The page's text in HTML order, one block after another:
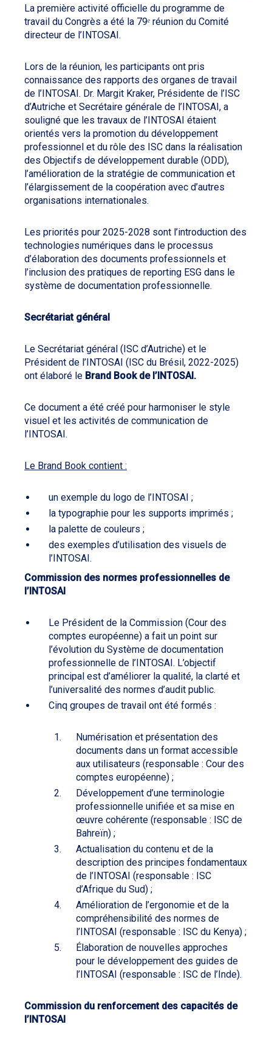
La première activité officielle du programme de
travail du Congrès a été la 79ᵉ réunion du Comité
directeur de l’INTOSAI.
Lors de la réunion, les participants ont pris
connaissance des rapports des organes de travail
de l’INTOSAI. Dr. Margit Kraker, Présidente de l’ISC
d’Autriche et Secrétaire générale de l’INTOSAI, a
souligné que les travaux de l’INTOSAI étaient
orientés vers la promotion du développement
professionnel et du rôle des ISC dans la réalisation
des Objectifs de développement durable (ODD),
l’amélioration de la stratégie de communication et
l’élargissement de la coopération avec d’autres
organisations internationales.
Les priorités pour 2025-2028 sont l’introduction des
technologies numériques dans le processus
d’élaboration des documents professionnels et
l’inclusion des pratiques de reporting ESG dans le
système de documentation professionnelle.
Secrétariat général
Le Secrétariat général (ISC d’Autriche) et le
Président de l’INTOSAI (ISC du Brésil, 2022-2025)
ont élaboré le Brand Book de l’INTOSAI.
Ce document a été créé pour harmoniser le style
visuel et les activités de communication de
l’INTOSAI.
Le Brand Book contient :
un exemple du logo de l’INTOSAI ;
la typographie pour les supports imprimés ;
la palette de couleurs ;
des exemples d’utilisation des visuels de
l’INTOSAI.
Commission des normes professionnelles de
l’INTOSAI
Le Président de la Commission (Cour des
comptes européenne) a fait un point sur
l’évolution du Système de documentation
professionnelle de l’INTOSAI. L’objectif
principal est d’améliorer la qualité, la clarté et
l’universalité des normes d’audit public.
Cinq groupes de travail ont été formés :
Numérisation et présentation des
documents dans un format accessible
aux utilisateurs (responsable : Cour des
comptes européenne) ;
Développement d’une terminologie
professionnelle unifiée et sa mise en
œuvre cohérente (responsable : ISC de
Bahreïn) ;
Actualisation du contenu et de la
description des principes fondamentaux
de l’INTOSAI (responsable : ISC
d’Afrique du Sud) ;
Amélioration de l’ergonomie et de la
compréhensibilité des normes de
l’INTOSAI (responsable : ISC du Kenya) ;
Élaboration de nouvelles approches
pour le développement des guides de
l’INTOSAI (responsable : ISC de l’Inde).
Commission du renforcement des capacités de
l’INTOSAI